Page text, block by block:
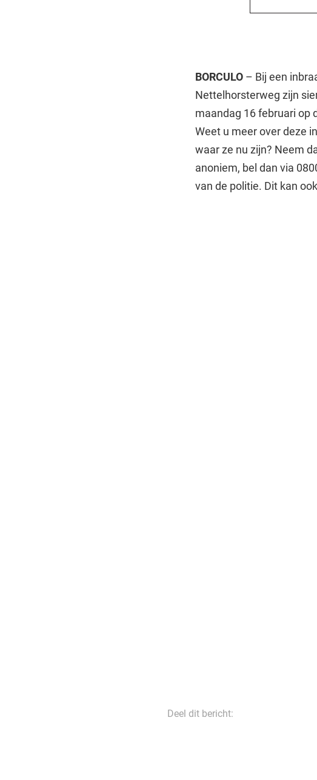
BORCULO – Bij een
Nettelhorsterweg zijn
maandag 16 februari op
Weet u meer over deze
waar ze nu zijn? Neem
anoniem, bel dan via
van de politie. Dit kan
Deel dit bericht: